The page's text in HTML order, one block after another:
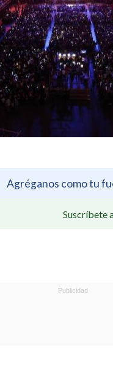
Agréganos como tu
Suscríbete